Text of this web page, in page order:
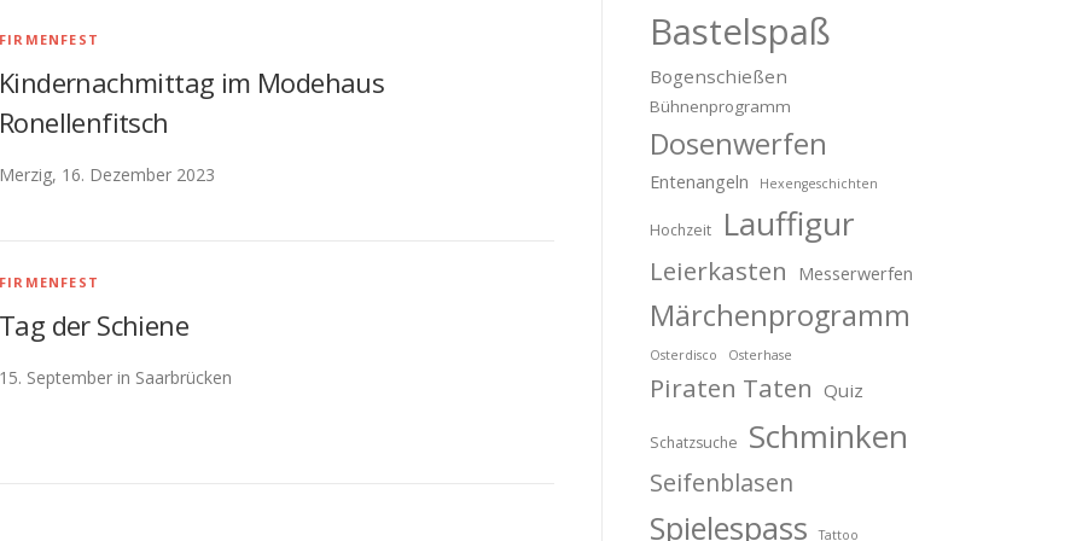
FIRMENFEST
Kindernachmittag im Modehaus
Ronellenfitsch
Merzig, 16. Dezember 2023
FIRMENFEST
Tag der Schiene
15. September in Saarbrücken
Bastelspaß
Bogenschießen
Bühnenprogramm
Dosenwerfen
Entenangeln Hexengeschichten
Hochzeit Lauffigur
Leierkasten Messerwerfen
Märchenprogramm
Osterdisco Osterhase
Piraten Taten Quiz
Schatzsuche Schminken
Seifenblasen
Spielespass Tattoo